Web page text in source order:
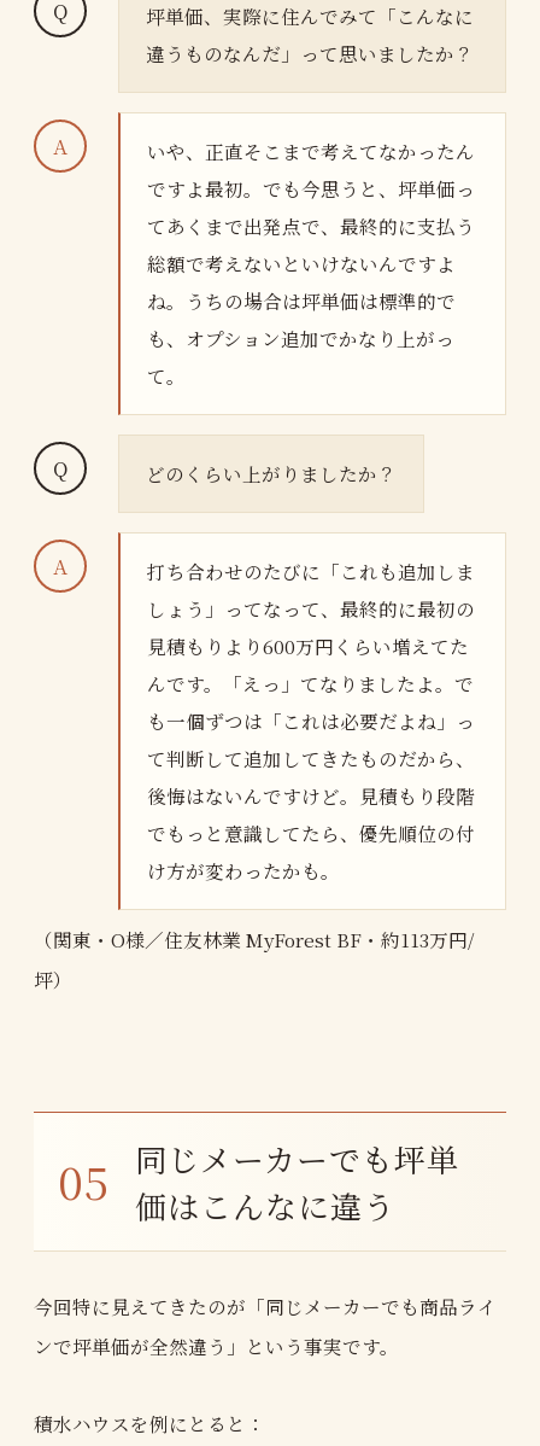
坪単価、実際に住んでみて「こんなに
違うものなんだ」って思いましたか？
いや、正直そこまで考えてなかったん
ですよ最初。でも今思うと、坪単価っ
てあくまで出発点で、最終的に支払う
総額で考えないといけないんですよ
ね。うちの場合は坪単価は標準的で
も、オプション追加でかなり上がっ
て。
どのくらい上がりましたか？
打ち合わせのたびに「これも追加しま
しょう」ってなって、最終的に最初の
見積もりより600万円くらい増えてた
んです。「えっ」てなりましたよ。で
も一個ずつは「これは必要だよね」っ
て判断して追加してきたものだから、
後悔はないんですけど。見積もり段階
でもっと意識してたら、優先順位の付
け方が変わったかも。
（関東・O様／住友林業 MyForest BF・約113万円/
坪）
同じメーカーでも坪単
価はこんなに違う
今回特に見えてきたのが「同じメーカーでも商品ライ
ンで坪単価が全然違う」という事実です。
積水ハウスを例にとると：